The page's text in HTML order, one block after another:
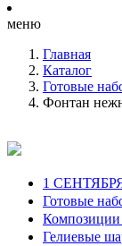
меню
Главная
Каталог
Готовые
Фонтан
1
Готовые
Гелиевые